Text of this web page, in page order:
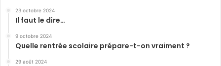
23 octobre 2024
Il faut le dire…
9 octobre 2024
Quelle rentrée scolaire prépare-t-on vraiment ?
29 août 2024